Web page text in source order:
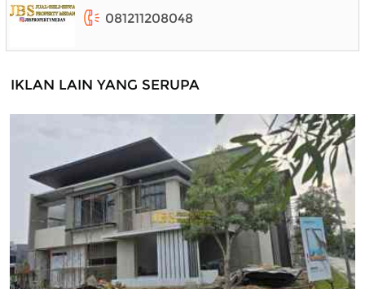
081211208048
IKLAN LAIN YANG SERUPA